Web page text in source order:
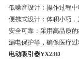
低噪音设计：操作过程
便携式设计：体积小巧
安全可靠：采用高品质
漏电保护等，确保医疗
电动吸引器YX23D